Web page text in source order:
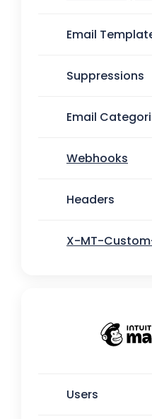
Email
Suppressions
Email
Webhooks
Headers
X-MT-
Users